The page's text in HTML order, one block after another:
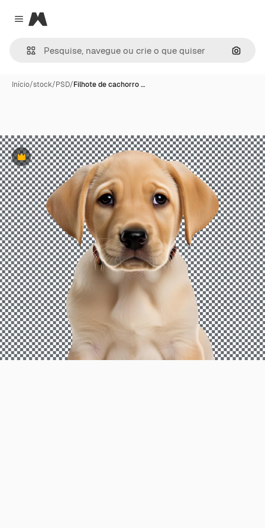
Close menu
Magnific
Início/stock/PSD/Filhote de cachorro …
Premium